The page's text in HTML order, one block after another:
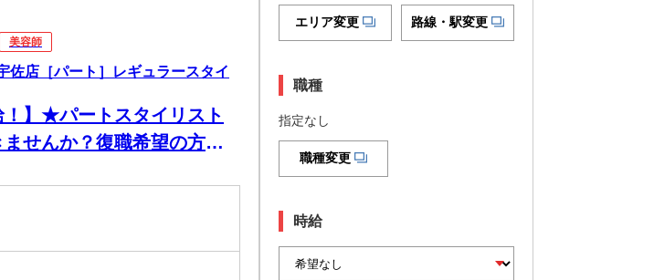
美容師
佐店［パート］レギュラースタイ
！】★パートスタイリスト
せんか？復職希望の方大
エリア変更 路線・駅変更
職種
指定なし
職種変更
時給